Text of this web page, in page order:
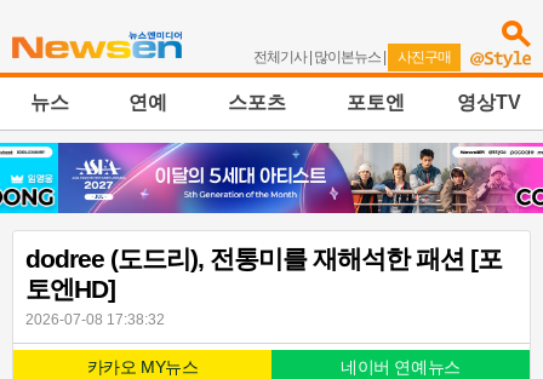
전체기사| 많이본뉴스 | 사진구매
뉴스 연예 스포츠 포토엔 영상TV
dodree (도드리), 전통미를 재해석한 패션 [포
토엔HD]
2026-07-08 17:38:32
카카오 MY뉴스 네이버 연예뉴스